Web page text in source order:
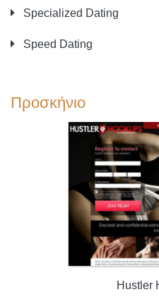
Specialized Dating
Speed Dating
Προσκήνιο
Hustler